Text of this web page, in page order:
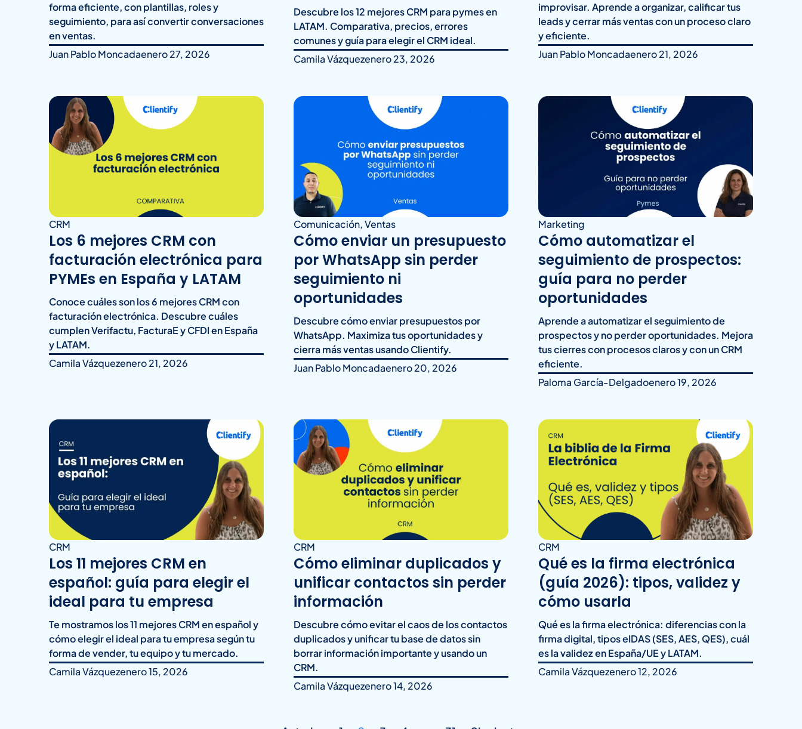
forma eficiente, con plantillas, roles y
seguimiento, para así convertir conversaciones
en ventas.
Juan Pablo Moncadaenero 27, 2026
Descubre los 12 mejores CRM para pymes en
LATAM. Comparativa, precios, errores
comunes y guía para elegir el CRM ideal.
Camila Vázquezenero 23, 2026
improvisar. Aprende a organizar, calificar tus
leads y cerrar más ventas con un proceso claro
y eficiente.
Juan Pablo Moncadaenero 21, 2026
CRM
Los 6 mejores CRM con
facturación electrónica para
PYMEs en España y LATAM
Conoce cuáles son los 6 mejores CRM con
facturación electrónica. Descubre cuáles
cumplen Verifactu, FacturaE y CFDI en España
y LATAM.
Camila Vázquezenero 21, 2026
Comunicación,Ventas
Cómo enviar un presupuesto
por WhatsApp sin perder
seguimiento ni
oportunidades
Descubre cómo enviar presupuestos por
WhatsApp. Maximiza tus oportunidades y
cierra más ventas usando Clientify.
Juan Pablo Moncadaenero 20, 2026
Marketing
Cómo automatizar el
seguimiento de prospectos:
guía para no perder
oportunidades
Aprende a automatizar el seguimiento de
prospectos y no perder oportunidades. Mejora
tus cierres con procesos claros y con un CRM
eficiente.
Paloma García-Delgadoenero 19, 2026
CRM
Los 11 mejores CRM en
español: guía para elegir el
ideal para tu empresa
Te mostramos los 11 mejores CRM en español y
cómo elegir el ideal para tu empresa según tu
forma de vender, tu equipo y tu mercado.
Camila Vázquezenero 15, 2026
CRM
Cómo eliminar duplicados y
unificar contactos sin perder
información
Descubre cómo evitar el caos de los contactos
duplicados y unificar tu base de datos sin
borrar información importante y usando un
CRM.
Camila Vázquezenero 14, 2026
CRM
Qué es la firma electrónica
(guía 2026): tipos, validez y
cómo usarla
Qué es la firma electrónica: diferencias con la
firma digital, tipos eIDAS (SES, AES, QES), cuál
es la validez en España/UE y LATAM.
Camila Vázquezenero 12, 2026